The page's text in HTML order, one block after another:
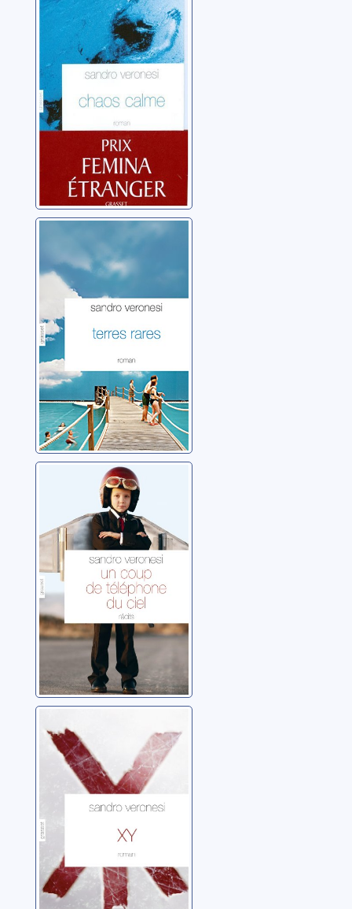
Veronesi, Sandro
Terres rares
Veronesi, Sandro
Un coup de
téléphone du ciel
Veronesi, Sandro
XY: roman
Veronesi, Sandro